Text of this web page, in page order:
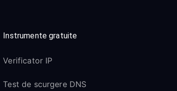
Instrumente gratuite
Verificator IP
Test de scurgere DNS